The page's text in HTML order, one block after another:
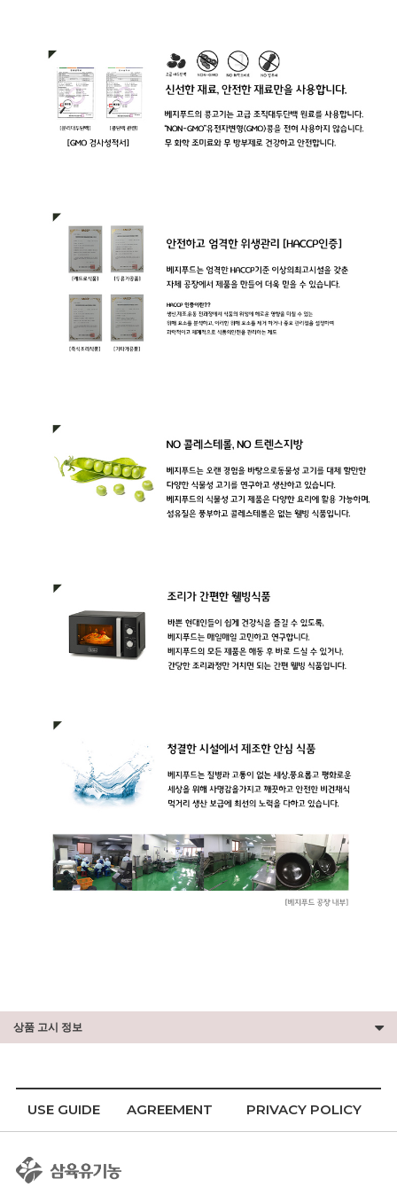
상품 고시 정보
USE GUIDE AGREEMENT PRIVACY POLICY